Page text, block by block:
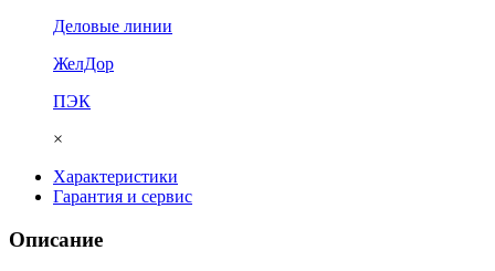
Деловые линии
ЖелДор
ПЭК
×
Характеристики
Гарантия и сервис
Описание